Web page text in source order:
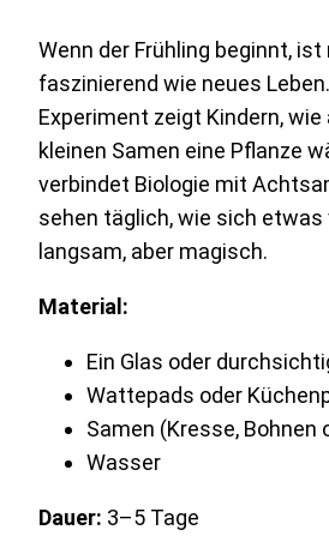
Wenn der Frühling beginnt,
faszinierend wie neues
Experiment zeigt Kindern, wie
kleinen Samen eine Pflanze
verbindet Biologie mit
sehen täglich, wie sich etwas
langsam, aber magisch.
Material:
Ein Glas oder
Wattepads oder
Samen (Kresse, Bohnen
Wasser
Dauer: 3–5 Tage